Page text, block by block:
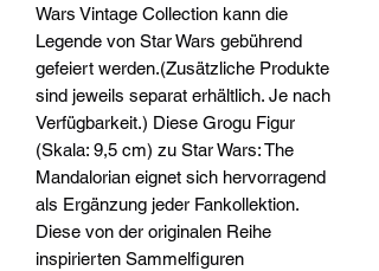
Wars Vintage Collection kann die
Legende von Star Wars gebührend
gefeiert werden.(Zusätzliche Produkte
sind jeweils separat erhältlich. Je nach
Verfügbarkeit.) Diese Grogu Figur
(Skala: 9,5 cm) zu Star Wars: The
Mandalorian eignet sich hervorragend
als Ergänzung jeder Fankollektion.
Diese von der originalen Reihe
inspirierten Sammelfiguren